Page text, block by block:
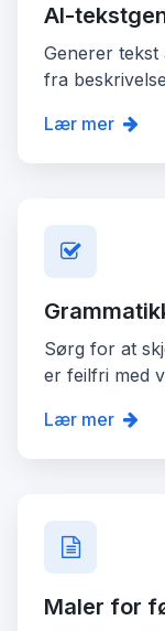
AI-
Generer
fra
Lær mer
Sørg for at
er feilfri med
Lær mer
Maler for